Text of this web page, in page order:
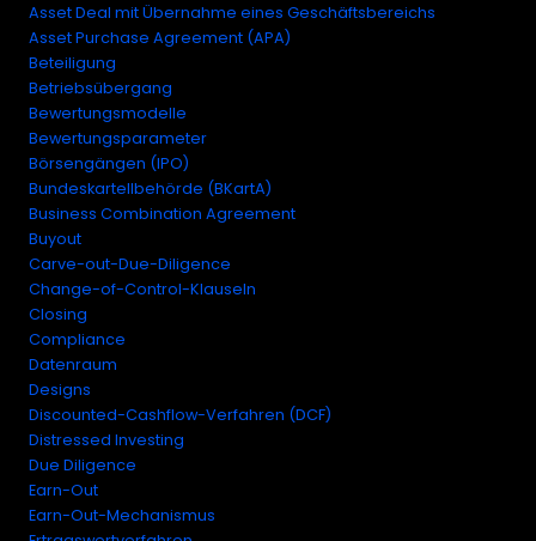
Asset Deal mit Übernahme eines Geschäftsbereichs
Asset Purchase Agreement (APA)
Beteiligung
Betriebsübergang
Bewertungsmodelle
Bewertungsparameter
Börsengängen (IPO)
Bundeskartellbehörde (BKartA)
Business Combination Agreement
Buyout
Carve-out-Due-Diligence
Change-of-Control-Klauseln
Closing
Compliance
Datenraum
Designs
Discounted-Cashflow-Verfahren (DCF)
Distressed Investing
Due Diligence
Earn-Out
Earn-Out-Mechanismus